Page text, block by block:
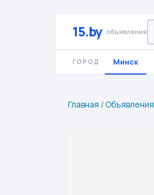
15.by объявления
ГОРОД Минск
Главная /Объявления